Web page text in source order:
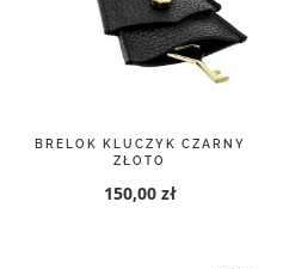
BRELOK KLUCZYK CZARNY
ZŁOTO
150,00 zł